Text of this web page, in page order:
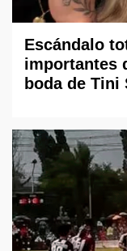
Escándalo
importantes
boda de Tini